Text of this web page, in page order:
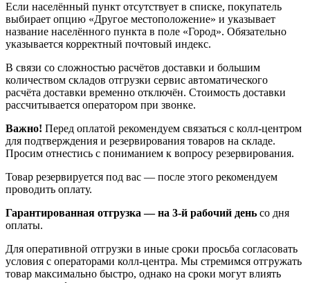
Если населённый пункт отсутствует в списке, покупатель
выбирает опцию «Другое местоположение» и указывает
название населённого пункта в поле «Город». Обязательно
указывается корректный почтовый индекс.
В связи со сложностью расчётов доставки и большим
количеством складов отгрузки сервис автоматического
расчёта доставки временно отключён. Стоимость доставки
рассчитывается оператором при звонке.
Важно! Перед оплатой рекомендуем связаться с колл‑центром
для подтверждения и резервирования товаров на складе.
Просим отнестись с пониманием к вопросу резервирования.
Товар резервируется под вас — после этого рекомендуем
проводить оплату.
Гарантированная отгрузка — на 3‑й рабочий день со дня
оплаты.
Для оперативной отгрузки в иные сроки просьба согласовать
условия с операторами колл‑центра. Мы стремимся отгружать
товар максимально быстро, однако на сроки могут влиять